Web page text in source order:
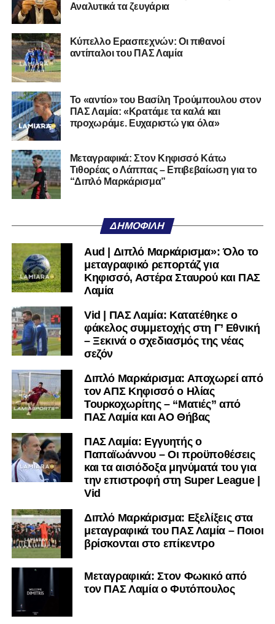
Ο 24χρονος τερματοφύλακας (γεννημένος στις
27/06/2002) προέρχεται επίσης από μία γεμάτη χρονιά
στη Γ’ Εθνική με τον ΠΑΣ Λαμία. Στο παρελθόν
αγωνίστηκε στον Λεβαδειακό, ενώ πέρασε και από ομάδες
της Serie D στην Ιταλία, όπως οι Nocerina, S. Maria
Cilento και Castrovillari, έχοντας ξεκινήσει την
ποδοσφαιρική του διαδρομή από τον Απόλλωνα Σμύρνης.
Τον καλωσορίζουμε στην οικογένεια του Σαρωνικού και
του ευχόμαστε υγεία και επιτυχίες.»
Ακολουθήστε τοlamiara.grστοGoogle Newsγια να
μαθαίνετε πρώτοι τα κυανόλευκα νέα στην Ελλάδα και τον
Twitterκαι στοInstagram
μαθαίνετε σε χρόνο dt όλα τα νέα.
Αναλυτικά τα ζευγάρια
Κύπελλο Ερασιτεχνών: Οι πιθανοί
αντίπαλοι του ΠΑΣ Λαμία
Το «αντίο» του Βασίλη Τρούμπουλου στον
ΠΑΣ Λαμία: «Κρατάμε τα καλά και
προχωράμε. Ευχαριστώ για όλα»
Μεταγραφικά: Στον Κηφισσό Κάτω
Τιθορέας ο Λάππας – Επιβεβαίωση για το
“Διπλό Μαρκάρισμα”
ΔΗΜΟΦΙΛΉ
Aud | Διπλό Μαρκάρισμα»: Όλο το
μεταγραφικό ρεπορτάζ για
Κηφισσό, Αστέρα Σταυρού και ΠΑΣ
Λαμία
Vid | ΠΑΣ Λαμία: Κατατέθηκε ο
φάκελος συμμετοχής στη Γ’ Εθνική
– Ξεκινά ο σχεδιασμός της νέας
σεζόν
Διπλό Μαρκάρισμα: Αποχωρεί από
τον ΑΠΣ Κηφισσό ο Ηλίας
Τουρκοχωρίτης – “Ματιές” από
ΠΑΣ Λαμία και ΑΟ Θήβας
ΠΑΣ Λαμία: Εγγυητής ο
Παπαϊωάννου – Οι προϋποθέσεις
και τα αισιόδοξα μηνύματά του για
την επιστροφή στη Super League |
Vid
Διπλό Μαρκάρισμα: Εξελίξεις στα
μεταγραφικά του ΠΑΣ Λαμία – Ποιοι
βρίσκονται στο επίκεντρο
Μεταγραφικά: Στον Φωκικό από
τον ΠΑΣ Λαμία ο Φυτόπουλος